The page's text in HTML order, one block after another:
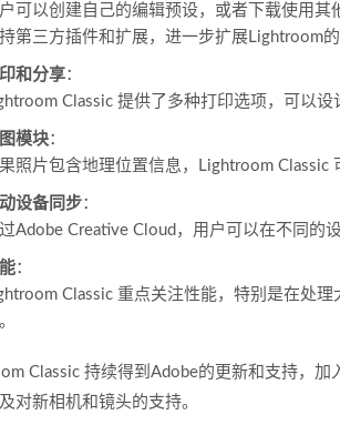
可以创建自己的编辑预设，或者下载使用其
第三方插件和扩展，进一步扩展Lightroom的
和分享：
Classic 提供了多种打印选项，可以
模块：
照片包含地理位置信息，Lightroom Classic
设备同步：
Adobe Creative Cloud，用户可以在不同的
：
Classic 重点关注性能，特别是在处
Classic 持续得到Adobe的更新和支持，
对新相机和镜头的支持。